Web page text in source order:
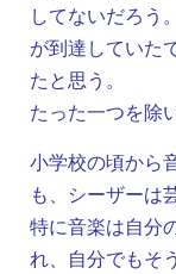
してないだろう
が到達していた
たと思う。
たった一つを除
小学校の頃から
も、シーザーは
特に音楽は自分
れ、自分でもそ